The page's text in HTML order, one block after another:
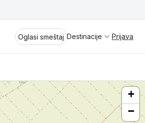
Oglasi smeštaj Destinacije Prijava
+
−